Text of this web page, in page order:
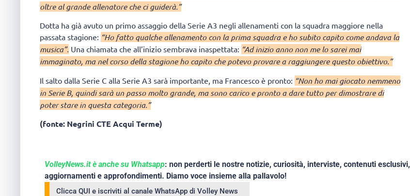
oltre al grande allenatore che ci guiderà.”
Dotta ha già avuto un primo assaggio della Serie A3 negli allenamenti con la squadra maggiore nella
passata stagione: “Ho fatto qualche allenamento con la prima squadra e ho subito capito come andava la
musica”. Una chiamata che all’inizio sembrava inaspettata: “Ad inizio anno non me lo sarei mai
immaginato, ma nel corso della stagione ho capito che potevo provare a raggiungere questo obiettivo.”
Il salto dalla Serie C alla Serie A3 sarà importante, ma Francesco è pronto: “Non ho mai giocato nemmeno
in Serie B, quindi sarà un passo molto grande, ma sono carico e pronto a dare tutto per dimostrare di
poter stare in questa categoria.”
(fonte: Negrini CTE Acqui Terme)
VolleyNews.it è anche su Whatsapp: non perderti le nostre notizie, curiosità, interviste, contenuti esclusivi,
aggiornamenti e approfondimenti. Diamo voce insieme alla pallavolo!
Clicca QUI e iscriviti al canale WhatsApp di Volley News